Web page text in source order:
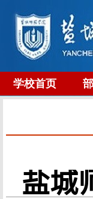
学校首页
盐城